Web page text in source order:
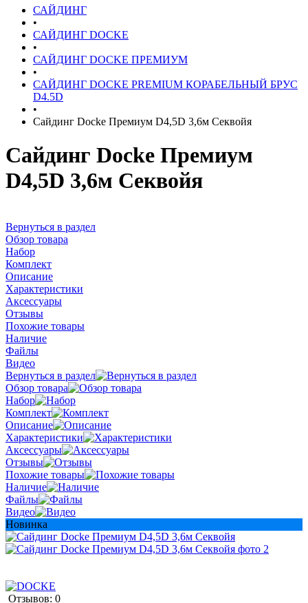
САЙДИНГ
•
САЙДИНГ DOCKE
•
САЙДИНГ DOCKE ПРЕМИУМ
•
САЙДИНГ DOCKE PREMIUM КОРАБЕЛЬНЫЙ БРУС
D4.5D
•
Сайдинг Docke Премиум D4,5D 3,6м Секвойя
Сайдинг Docke Премиум
D4,5D 3,6м Секвойя
Вернуться в раздел
Обзор товара
Набор
Комплект
Описание
Характеристики
Аксессуары
Отзывы
Похожие товары
Наличие
Файлы
Видео
Вернуться в раздел
Обзор товара
Набор
Комплект
Описание
Характеристики
Аксессуары
Отзывы
Похожие товары
Наличие
Файлы
Видео
Новинка
Отзывов: 0